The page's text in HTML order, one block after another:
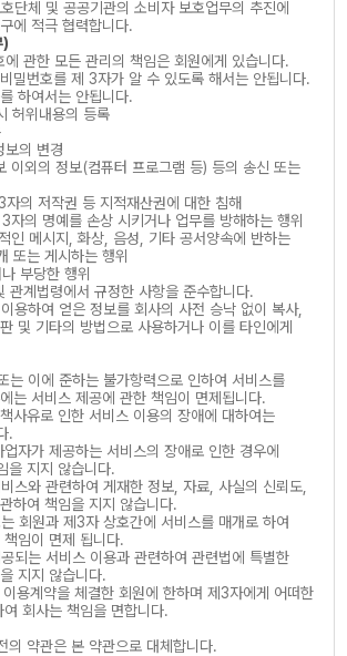
단체 및 공공기관의 소비자 보호업무의 추진에
에 적극 협력합니다.
)
에 관한 모든 관리의 책임은 회원에게 있습니다.
밀번호를 제 3자가 알 수 있도록 해서는 안됩니다.
하여서는 안됩니다.
허위내용의 등록
보의 변경
이외의 정보(컴퓨터 프로그램 등) 등의 송신 또는
의 저작권 등 지적재산권에 대한 침해
자의 명예를 손상 시키거나 업무를 방해하는 행위
인 메시지, 화상, 음성, 기타 공서양속에 반하는
또는 게시하는 행위
부당한 행위
관계법령에서 규정한 사항을 준수합니다.
용하여 얻은 정보를 회사의 사전 승낙 없이 복사,
및 기타의 방법으로 사용하거나 이를 타인에게
는 이에 준하는 불가항력으로 인하여 서비스를
는 서비스 제공에 관한 책임이 면제됩니다.
사유로 인한 서비스 이용의 장애에 대하여는
.
자가 제공하는 서비스의 장애로 인한 경우에
을 지지 않습니다.
스와 관련하여 게재한 정보, 자료, 사실의 신뢰도,
하여 책임을 지지 않습니다.
회원과 제3자 상호간에 서비스를 매개로 하여
임이 면제 됩니다.
되는 서비스 이용과 관련하여 관련법에 특별한
지지 않습니다.
용계약을 체결한 회원에 한하며 제3자에게 어떠한
회사는 책임을 면합니다.
의 약관은 본 약관으로 대체합니다.